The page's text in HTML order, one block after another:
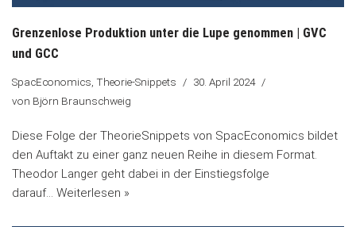
Grenzenlose Produktion unter die Lupe genommen | GVC
und GCC
SpacEconomics Theorie-Snippets
30. April 2024
von Björn Braunschweig
Diese Folge der TheorieSnippets von SpacEconomics bildet
den Auftakt zu einer ganz neuen Reihe in diesem Format.
Theodor Langer geht dabei in der Einstiegsfolge
darauf… Weiterlesen »